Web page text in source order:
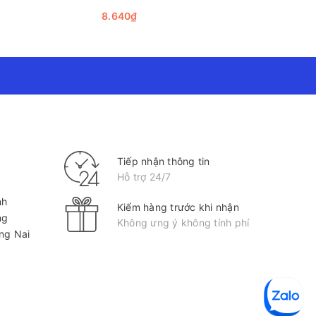
lượng và thiết kế.
sự thoải mái khi viết lâu. Nhân viên văn phòng ấn
8.640₫
Nai
Tiếp nhận thông tin
Hỗ trợ 24/7
Kiểm hàng trước khi nhận
Không ưng ý không tính phí